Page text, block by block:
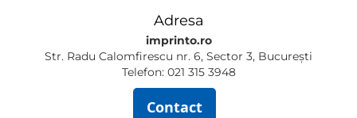
Adresa
imprinto.ro
Str. Radu Calomfirescu nr. 6, Sector 3, București
Telefon: 021 315 3948
Contact